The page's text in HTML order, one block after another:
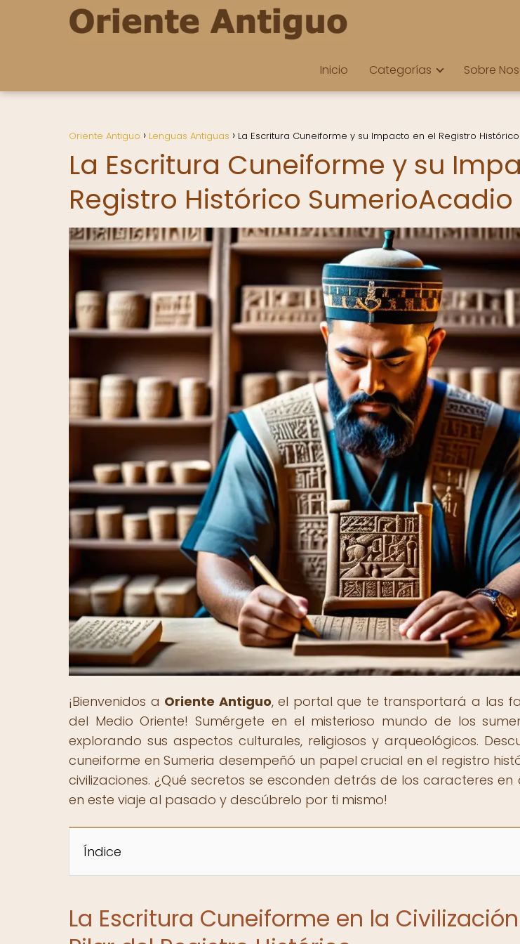
Inicio Categorías Sobre
Oriente Antiguo Lenguas Antiguas La Escritura Cuneiforme y su Impacto en el Registro
La Escritura Cuneiforme y su
Registro Histórico SumerioAcadio
¡Bienvenidos a Oriente Antiguo, el portal que te transportará a las
del Medio Oriente! Sumérgete en el misterioso mundo de los
explorando sus aspectos culturales, religiosos y arqueológicos.
cuneiforme en Sumeria desempeñó un papel crucial en el registro
civilizaciones. ¿Qué secretos se esconden detrás de los caracteres en
en este viaje al pasado y descúbrelo por ti mismo!
Índice
La Escritura Cuneiforme en la